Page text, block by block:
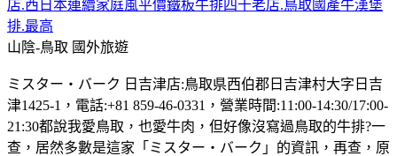
店.西日本連續家庭風平價鐵板牛排四十老店.鳥取國產牛漢堡
排.最高
山陰-鳥取 國外旅遊
ミスター・バーク 日吉津店:鳥取県西伯郡日吉津村大字日吉
津1425-1，電話:+81 859-46-0331，營業時間:11:00-14:30/17:00-
21:30都說我愛鳥取，也愛牛肉，但好像沒寫過鳥取的牛排?一
查，居然多數是這家「ミスター・バーク」的資訊，再查，原